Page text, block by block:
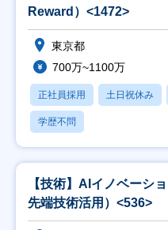
Reward）<1472>
東京都
700万~1100万
正社員採用 土日祝休み
学歴不問
【技術】AIイノベーシ
先端技術活用）<536>